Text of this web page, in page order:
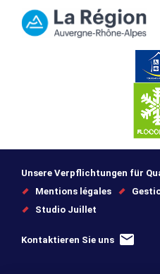
Unsere Verpflichtungen für
Mentions légales
Studio Juillet
Kontaktieren Sie uns